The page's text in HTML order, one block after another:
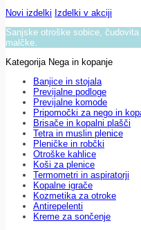
Novi izdelki Izdelki v akciji
Sanjske otroške sobice,
malčke.
Kategorija Nega in kopanje
Banjice in stojala
Previjalne podloge
Previjalne komode
Pripomočki za nego in
Brisače in kopalni plašči
Tetra in muslin plenice
Pleničke in robčki
Otroške kahlice
Koši za plenice
Termometri in aspiratorji
Kopalne igrače
Kozmetika za otroke
Antirepelenti
Kreme za sončenje